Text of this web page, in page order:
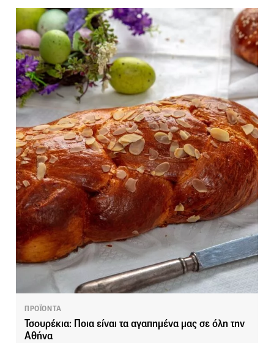
ΠΡΟΪΟΝΤΑ
Τσουρέκια: Ποια είναι τα αγαπημένα μας σε όλη την
Αθήνα